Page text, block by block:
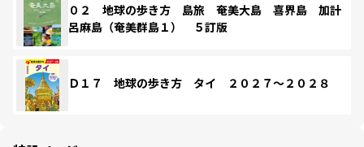
０２ 地球の歩き方 島旅 奄美大島 喜界島 加計
呂麻島（奄美群島１） ５訂版
Ｄ１７ 地球の歩き方 タイ ２０２７～２０２８